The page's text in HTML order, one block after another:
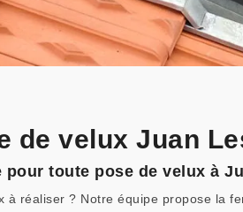
de velux Juan
toute pose de velux à
à réaliser ? Notre équipe propose la